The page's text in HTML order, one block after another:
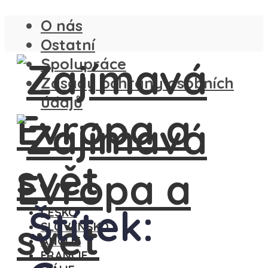
O nás
Ostatní
Spolupráce
Zásady ochrany osobních
údajů
ČESKO
SLOVENSKO
ANGLIE
FRANCIE
Štítek: